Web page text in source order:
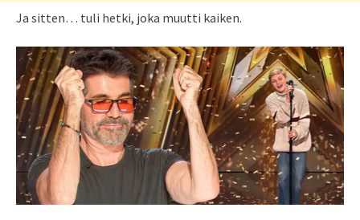
Ja sitten… tuli hetki, joka muutti kaiken.